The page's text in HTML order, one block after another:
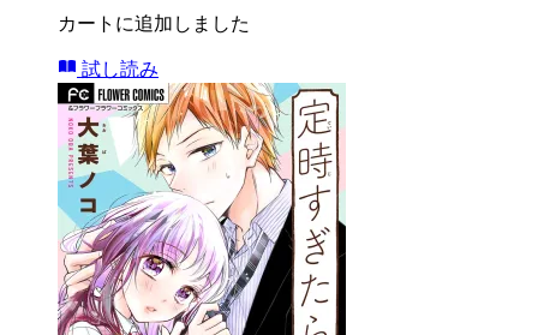
カートに追加しました
試し読み